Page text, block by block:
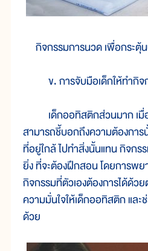
กิจกรรมการนวด เพื่อกระตุ้
ข. การจับมือเด็กให้ทำกิจก
เด็กออทิสติกส่วนมาก เมื่อ
สามารถชี้บอกถึงความต้องกา
ที่อยู่ใกล้ ไปทำสิ่งนั้นแทน กิจก
ยิ่ง ที่จะต้องฝึกสอน โดยการพย
กิจกรรมที่ตัวเองต้องการได้ด้วย
ความมั่นใจให้เด็กออทิสติก แ
ด้วย